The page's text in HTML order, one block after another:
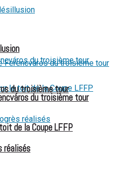
de la Coupe LFFP
du troisième tour
du troisième tour
réalisés